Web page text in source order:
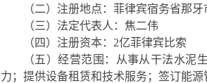
（二）注册地点：菲律宾宿务省那牙
（三）法定代表人：焦二伟
（四）注册资本： 2亿菲律宾比索
（五）经营范围：从事从干法水泥
力；提供设备租赁和技术服务；签订能源